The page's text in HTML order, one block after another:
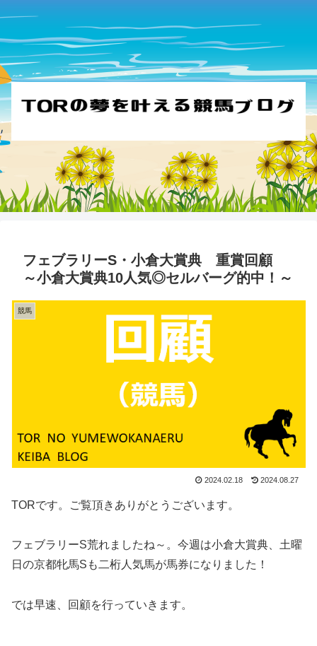
フェブラリーS・小倉大賞典 重賞回顧
～小倉大賞典10人気◎セルバーグ的中！～
競馬
2024.02.18 2024.08.27
TORです。ご覧頂きありがとうございます。
フェブラリーS荒れましたね～。今週は小倉大賞典、土曜
日の京都牝馬Sも二桁人気馬が馬券になりました！
では早速、回顧を行っていきます。